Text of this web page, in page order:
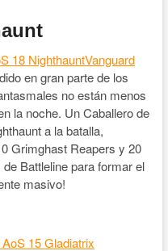
en gran parte de los
no están menos
la noche. Un Caballero de
a la batalla,
Grimghast Reapers y 20
Battleline para formar el
masivo!